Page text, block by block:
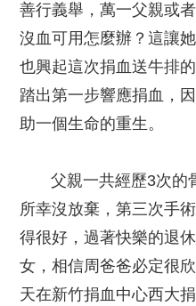
善行義舉，萬一父親或
沒血可用怎麼辦？這讓
也興起這次捐血送牛排
踏出第一步響應捐血，
助一個生命的重生。
父親一共經歷3次的
所幸沒放棄，第三次手
得很好，過著快樂的退
女，相信周爸爸必定很
天在新竹捐血中心西大